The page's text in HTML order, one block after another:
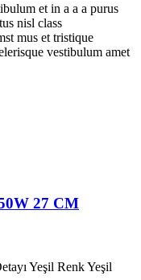
et in a a a purus
nisl class
mus et tristique
vestibulum amet
27 CM
Yeşil Renk Yeşil